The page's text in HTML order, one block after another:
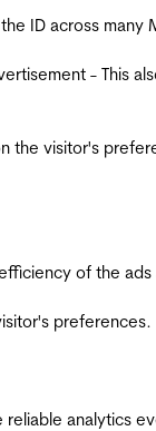
ID across many
- This
the visitor's
of the
preferences.
analytics